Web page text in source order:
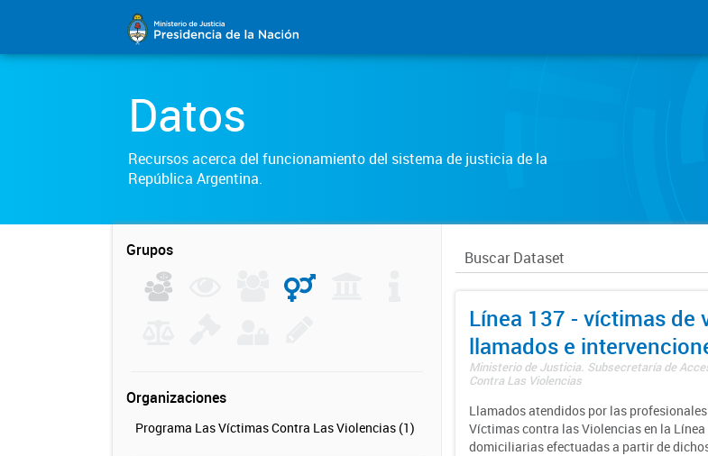
Datos
Recursos acerca del funcionamiento del sistema de justicia de la
República Argentina.
Grupos
Organizaciones
Programa Las Víctimas Contra Las Violencias (1)
Línea 137 - víctimas de
llamados e
Ministerio de Justicia. Subsecretaría de
Contra Las Violencias
Llamados atendidos por las
Víctimas contra las Violencias en la
domiciliarias efectuadas a partir de